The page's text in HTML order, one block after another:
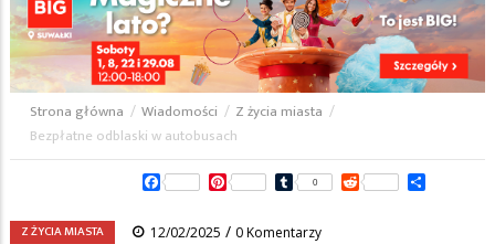
Ścieżka
nawigacyjna
Strona główna / Wiadomości / Z życia miasta /
Bezpłatne odblaski w autobusach
FacebookPinterestTumblr
0 Reddit
Z ŻYCIA MIASTA 12/02/2025 / 0 Komentarzy